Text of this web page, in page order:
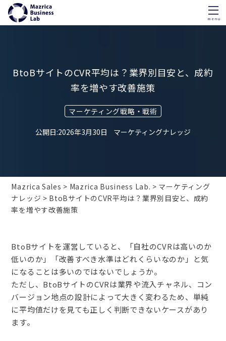
menu
BtoBサイトのCVR平均は？業界別目安と、成約
率を増やす改善施策
マーケティング戦略・戦術
2026年3月30日 マーケティングナレッジ
Mazrica Sales Mazrica Business Lab.
マーケティング
ナレッジ
BtoBサイトのCVR平均は？業界別目安と、成約
率を増やす改善施策
BtoBサイトを運営していると、「自社のCVRは高いのか
低いのか」「改善すべき水準はどれくらいなのか」と気
になることは多いのではないでしょうか。
ただし、BtoBサイトのCVRは業界や流入チャネル、コン
バージョン地点の設計によって大きく変わるため、単純
に平均値だけを見ても正しく判断できないケースがあり
ます。